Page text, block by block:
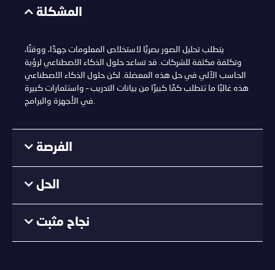
المشكلة
يتطلب تحليل الصور بصريًا لاستخلاص المعلومات جهدًا، ووقتًا،
وتكلفة مكثفة للشركات. قد تساعد حلول الذكاء الاصطناعي لرؤية
الحاسب الآلي في حل هذه المعضلة. لكن حلول الذكاء الاصطناعي
هذه غالبًا ما تتطلب كمًا كبيرًا من بيانات التدريب – واستثمارات كبيرة
في الأجهزة والبرامج.
الفرصة
الحل
نجاح مثبت